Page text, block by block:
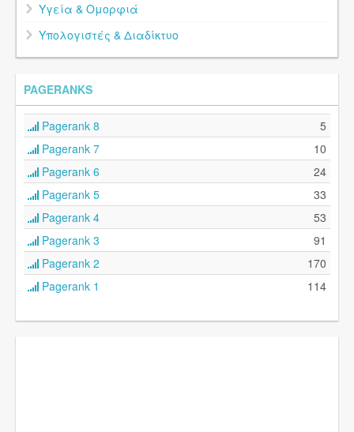
Υγεία & Ομορφιά
Υπολογιστές & Διαδίκτυο
PAGERANKS
Pagerank 8
5
Pagerank 7
10
Pagerank 6
24
Pagerank 5
33
Pagerank 4
53
Pagerank 3
91
Pagerank 2
170
Pagerank 1
114